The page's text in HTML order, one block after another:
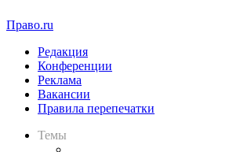
Право.ru
Редакция
Конференции
Реклама
Вакансии
Правила перепечатки
Темы